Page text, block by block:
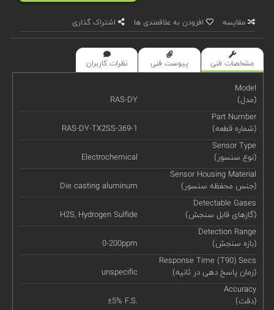
مقایسه افزودن به علاقمندی ها اشتراک گذاری
مشخصات فنی پیوست فنی نظرات کاربران
Model
(مدل)
RAS-DY
Part Number
(شماره قطعه)
RAS-DY-TX2SS-369-1
Sensor Type
(نوع سنسور)
Electrochemical
Sensor Housing Material
(جنس محفظه سنسور)
Die casting aluminum
Detectable Gases
(گازهای قابل سنجش)
H2S, Hydrogen Sulfide
Detection Range
(بازه سنجش)
0-200ppm
Response Time (T90) Secs
(زمان پاسخ دهی در ثانیه)
unspecific
Accuracy
(دقت)
±5% F.S.